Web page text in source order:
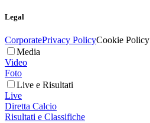
Legal
CorporatePrivacy PolicyCookie Policy
Media
Video
Foto
Live e Risultati
Live
Diretta Calcio
Risultati e Classifiche